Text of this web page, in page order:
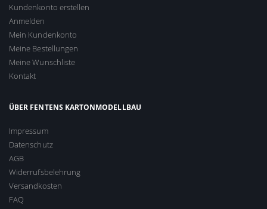
Kundenkonto erstellen
Anmelden
Mein Kundenkonto
Meine Bestellungen
Meine Wunschliste
Kontakt
ÜBER FENTENS KARTONMODELLBAU
Impressum
Datenschutz
AGB
Widerrufsbelehrung
Versandkosten
FAQ